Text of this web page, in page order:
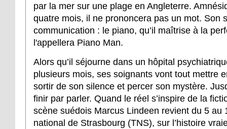
par la mer sur une plage en Angleterre.
quatre mois, il ne prononcera pas un mot. Son
communication : le piano, qu’il maîtrise à la
l'appellera Piano Man.
Alors qu’il séjourne dans un hôpital
plusieurs mois, ses soignants vont tout mettre
sortir de son silence et percer son mystère.
finir par parler. Quand le réel s’inspire de la
scène suédois Marcus Lindeen revient du 5 au
national de Strasbourg (TNS), sur l’histoire